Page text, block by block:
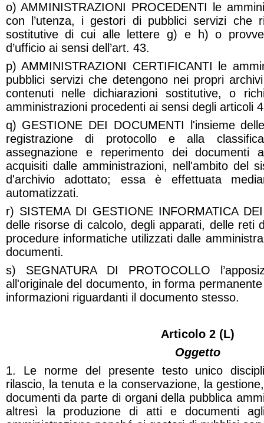
o) AMMINISTRAZIONI PROCEDENTI le
con l’utenza, i gestori di pubblici servizi che
sostitutive di cui alle lettere g) e h) o
d’ufficio ai sensi dell’art. 43.
p) AMMINISTRAZIONI CERTIFICANTI le
pubblici servizi che detengono nei propri
contenuti nelle dichiarazioni sostitutive, o
amministrazioni procedenti ai sensi degli articoli
q) GESTIONE DEI DOCUMENTI l'insieme
registrazione di protocollo e alla
assegnazione e reperimento dei documenti
acquisiti dalle amministrazioni, nell'ambito del
d'archivio adottato; essa è effettuata
automatizzati.
r) SISTEMA DI GESTIONE INFORMATICA
delle risorse di calcolo, degli apparati, delle reti
procedure informatiche utilizzati dalle
documenti.
s) SEGNATURA DI PROTOCOLLO
all'originale del documento, in forma
informazioni riguardanti il documento stesso.
Articolo 2 (L)
Oggetto
1. Le norme del presente testo unico
rilascio, la tenuta e la conservazione, la
documenti da parte di organi della pubblica
altresì la produzione di atti e documenti